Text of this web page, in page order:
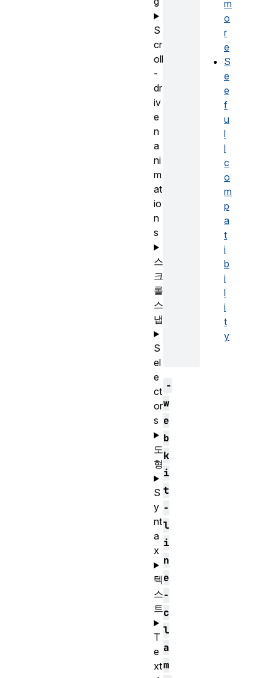
m
o
r
e
S
e
e
f
u
l
l
c
o
m
p
a
t
i
b
i
l
i
t
y
-
w
e
b
k
i
t
-
l
i
n
e
-
c
l
a
m
S
cr
oll
-
dr
iv
e
n
a
ni
m
at
io
n
s
스
크
롤
스
냅
S
el
e
ct
or
s
도
형
S
y
nt
a
x
텍
스
트
T
e
xt